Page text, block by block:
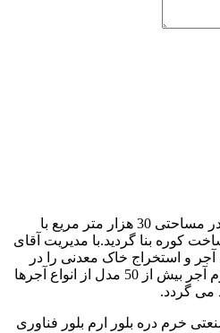
شرکت ارم آجر در سال 1397 در مساحتی 30 هزار متر مریع با
کوره بنا گردید.با مدیریت آقای
آجر و استخراج خاک معدنی را در
کارنامه خود دارد.در کارخانه ارم آجر بیش از 50 مدل از انواع آجرها
می گردد.
خرم دره بلور ارم بلور فناوری